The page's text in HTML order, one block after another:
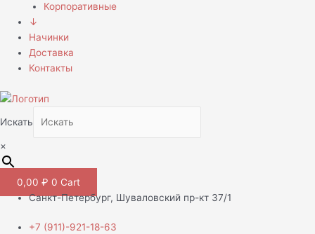
Корпоративные
↓
Начинки
Доставка
Контакты
Искать
×
0,00 ₽ 0 Cart
Санкт-Петербург, Шуваловский пр-кт 37/1
+7 (911)-921-18-63